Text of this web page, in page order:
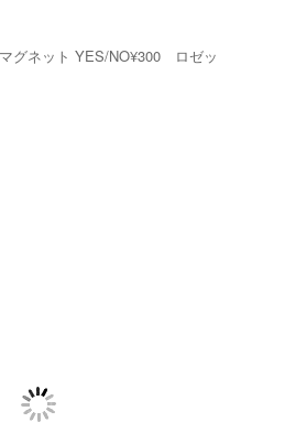
グネット YES/NO¥300 ロゼッ